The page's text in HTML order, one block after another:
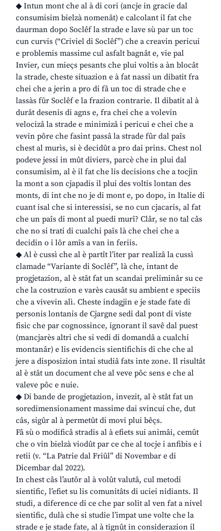
◆ Intun mont che al à di cori (ancje in gracie dal
consumisim bielzà nomenât) e calcolant il fat che
daurman dopo Soclêf la strade e lave sù par un toc
cun curvis (“Criviel di Soclêf”) che a creavin pericui
e problemis massime cul asfalt bagnât e, vie pal
Invier, cun mieçs pesants che plui voltis a àn blocât
la strade, cheste situazion e à fat nassi un dibatit fra
chei che a jerin a pro di fâ un toc di strade che e
lassàs fûr Soclêf e la frazion contrarie. Il dibatit al à
durât desenis di agns e, fra chei che a volevin
velocizâ la strade e minimizâ i pericui e chei che a
vevin pôre che fasint passâ la strade fûr dal paîs
chest al murìs, si è decidût a pro dai prins. Chest nol
podeve jessi in mût diviers, parcè che in plui dal
consumisim, al è il fat che lis decisions che a tocjin
la mont a son cjapadis il plui des voltis lontan des
monts, di int che no je di mont e, po dopo, in Italie di
cuant isal che si interessisi, se no cun cjacaris, al fat
che un paîs di mont al puedi murî? Clâr, se no tal câs
che no si trati di cualchi paîs là che chei che a
decidin o i lôr amîs a van in feriis.
◆ Al è cussì che al è partît l’iter par realizâ la cussì
clamade “Variante di Soclêf”, là che, intant de
progjetazion, al è stât fat un scandai preliminâr su ce
che la costruzion e varès causât su ambient e speciis
che a vivevin alì. Cheste indagjin e je stade fate di
personis lontanis de Cjargne sedi dal pont di viste
fisic che par cognossince, ignorant il savê dal puest
(mancjarès altri che si vedi di domandâ a cualchi
montanâr) e lis evidencis sientifichis di che che al
jere a disposizion intai studiâ fats inte zone. Il risultât
al è stât un document che al veve pôc sens e che al
valeve pôc e nuie.
◆ Di bande de progjetazion, invezit, al è stât fat un
soredimensionament massime dai svincui che, dut
câs, sigûr al à permetût di movi plui bêçs.
Fâ sù o modificâ stradis al à efiets sui animâi, cemût
che o vin bielzà viodût par ce che al tocje i anfibis e i
retii (v. “La Patrie dal Friûl” di Novembar e di
Dicembar dal 2022).
In chest câs l’autôr al à volût valutâ, cul metodi
sientific, l’efiet su lis comunitâts di uciei nidiants. Il
studi, a diference di ce che par solit al ven fat a nivel
sientific, dulà che si studie l’impat une volte che la
strade e je stade fate, al à tignût in considerazion il